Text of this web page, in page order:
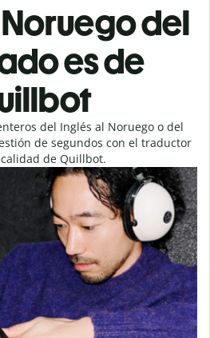
del
es de
del Inglés al Noruego o del
de segundos con el traductor
de Quillbot.